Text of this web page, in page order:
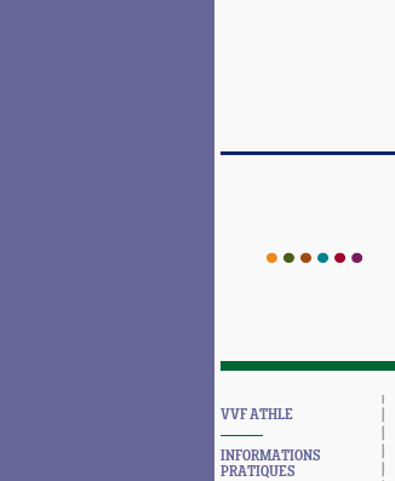
VVF ATHLE
INFORMATIONS
PRATIQUES